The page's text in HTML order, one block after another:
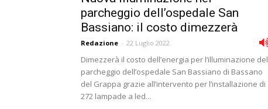
parcheggio dell’ospedale San
Bassiano: il costo dimezzerà
Redazione - 22 Luglio 2022
Dimezzerà il costo dell’energia per l’illuminazione del
parcheggio dell’ospedale San Bassiano di Bassano
del Grappa grazie all’intervento per l’installazione di
272 lampade a led...